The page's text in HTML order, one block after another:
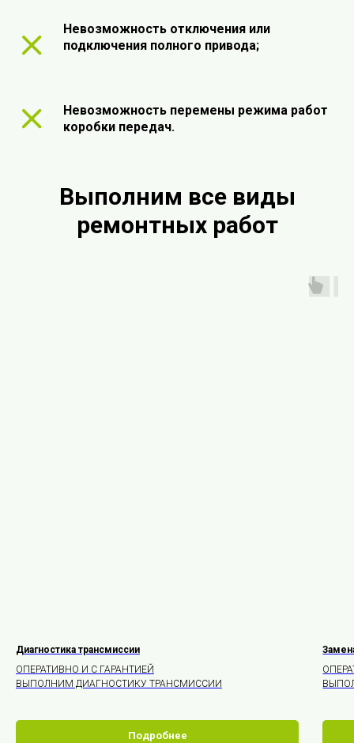
Невозможность отключения или
подключения полного привода;
Невозможность перемены режима работ
коробки передач.
Выполним все виды
ремонтных работ
Диагностика трансмиссии
ОПЕРАТИВНО И С ГАРАНТИЕЙ
ВЫПОЛНИМ ДИАГНОСТИКУ ТРАНСМИССИИ
Подробнее